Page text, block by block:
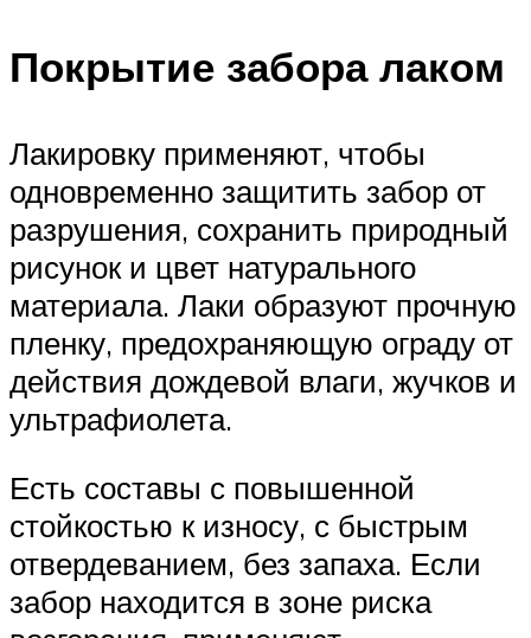
Покрытие забора лаком
Лакировку применяют, чтобы
одновременно защитить забор от
разрушения, сохранить природный
рисунок и цвет натурального
материала. Лаки образуют прочную
пленку, предохраняющую ограду от
действия дождевой влаги, жучков и
ультрафиолета.
Есть составы с повышенной
стойкостью к износу, с быстрым
отвердеванием, без запаха. Если
забор находится в зоне риска